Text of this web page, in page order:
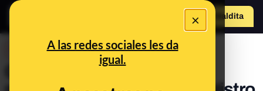
×
A las redes sociales les da
igual.
Hazte Maldita
Cuidado, la DGT no está